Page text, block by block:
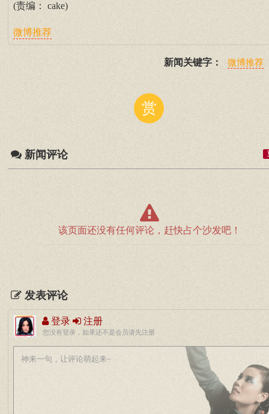
(责编： cake)
微博推荐
新闻关键字： 微博推荐
赏
新闻评论
该页面还没有任何评论，赶快占个沙发吧！
发表评论
登录 注册
您没有登录，如果还不是会员请先注册